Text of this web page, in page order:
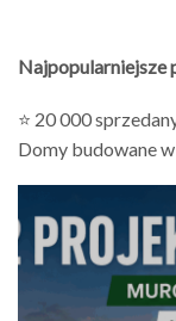
⭐ 20 000
Domy budowane